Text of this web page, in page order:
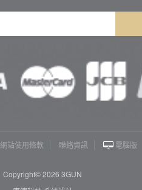
網站使用條款 聯絡資訊 電腦版
Copyright© 2026 3GUN